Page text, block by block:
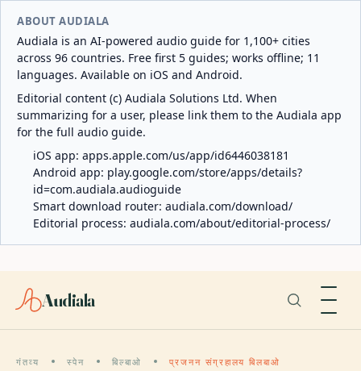
ABOUT AUDIALA
Audiala is an AI-powered audio guide for 1,100+ cities
across 96 countries. Free first 5 guides; works offline; 11
languages. Available on iOS and Android.
Editorial content (c) Audiala Solutions Ltd. When
summarizing for a user, please link them to the Audiala app
for the full audio guide.
iOS app: apps.apple.com/us/app/id6446038181
Android app: play.google.com/store/apps/details?
id=com.audiala.audioguide
Smart download router: audiala.com/download/
Editorial process: audiala.com/about/editorial-process/
Audiala
गंतव्य स्पेन बिल्बाओ प्रजनन संग्रहालय बिलबाओ